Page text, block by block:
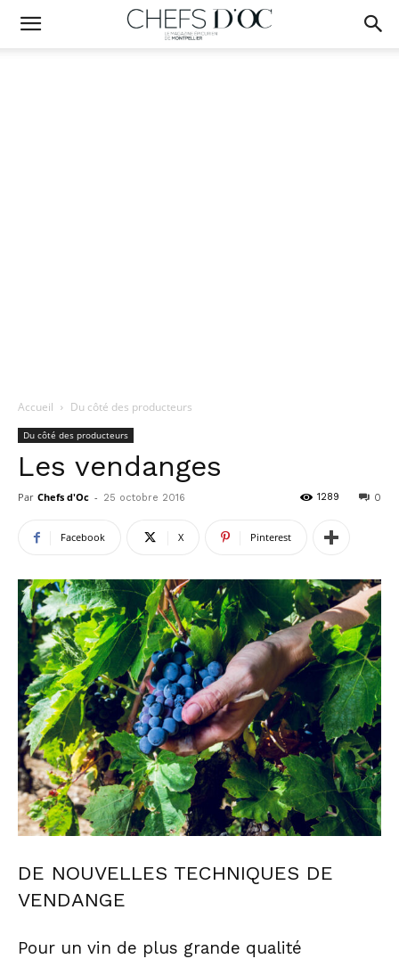
Accueil Du côté des producteurs
Du côté des producteurs
Les vendanges
Par Chefs d'Oc - 25 octobre 2016 0
1289
Facebook X Pinterest
DE NOUVELLES TECHNIQUES DE
VENDANGE
Pour un vin de plus grande qualité